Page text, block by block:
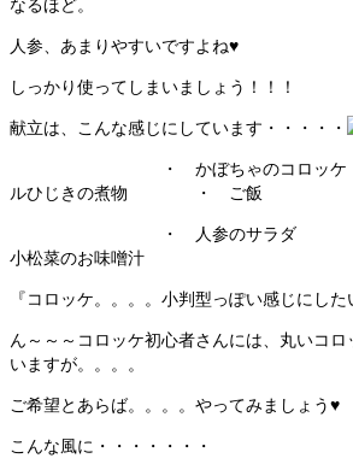
人参、あまりやすいですよね♥
しっかり使ってしまいましょう！！！
献立は、こんな感じにしています・・・・・
・ かぼちゃのコロッ
ルひじきの煮物 ・ ご飯
・ 人参のサラダ ・
小松菜のお味噌汁
『コロッケ。。。。小判型っぽい感じにした
ん～～～コロッケ初心者さんには、丸いコ
いますが。。。。
ご希望とあらば。。。。やってみましょう♥
こんな風に・・・・・・・